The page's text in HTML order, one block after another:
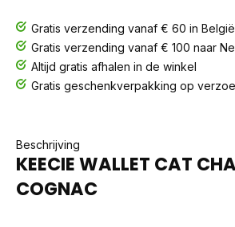
Gratis verzending vanaf € 60 in België
Gratis verzending vanaf € 100 naar
Altijd gratis afhalen in de winkel
Gratis geschenkverpakking op
Beschrijving
KEECIE WALLET CAT
COGNAC